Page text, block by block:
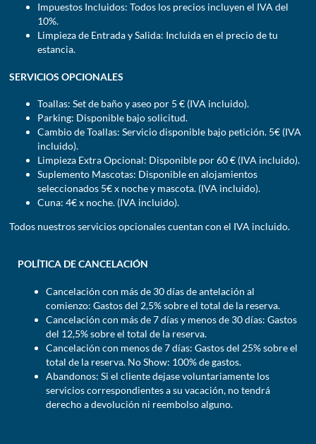
Impuestos Incluidos: Todos los precios incluyen el IVA del
10%.
Limpieza de Entrada y Salida: Incluida en el precio de tu
estancia.
SERVICIOS OPCIONALES
Toallas: Set de baño y aseo por 5 € (IVA incluido).
Parking: Disponible bajo solicitud.
Cambio de Toallas: Servicio disponible bajo petición. 5€ (IVA
incluido).
Limpieza Extra Opcional: Disponible por 60 € (IVA incluido).
Suplemento Mascotas: Disponible en alojamientos
seleccionados 5€ x noche y mascota. (IVA incluido).
Cuna: 4€ x noche. (IVA incluido).
Todos nuestros servicios opcionales cuentan con el IVA incluido.
POLÍTICA DE CANCELACIÓN
Cancelación con más de 30 días de antelación al
comienzo: Gastos del 2,5% sobre el total de la reserva.
Cancelación con más de 7 días y menos de 30 días: Gastos
del 12,5% sobre el total de la reserva.
Cancelación con menos de 7 días: Gastos del 25% sobre el
total de la reserva. No Show: 100% de gastos.
Abandonos: Si el cliente dejase voluntariamente los
servicios correspondientes a su vacación, no tendrá
derecho a devolución ni reembolso alguno.